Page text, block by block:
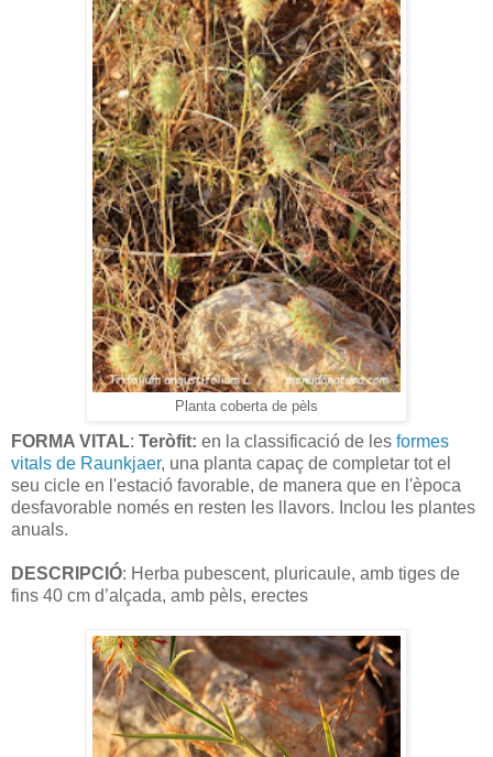
Planta coberta de pèls
FORMA VITAL: Teròfit: en la classificació de les formes
vitals de Raunkjaer, una planta capaç de completar tot el
seu cicle en l'estació favorable, de manera que en l'època
desfavorable només en resten les llavors. Inclou les plantes
anuals.
DESCRIPCIÓ: Herba pubescent, pluricaule, amb tiges de
fins 40 cm d’alçada, amb pèls, erectes